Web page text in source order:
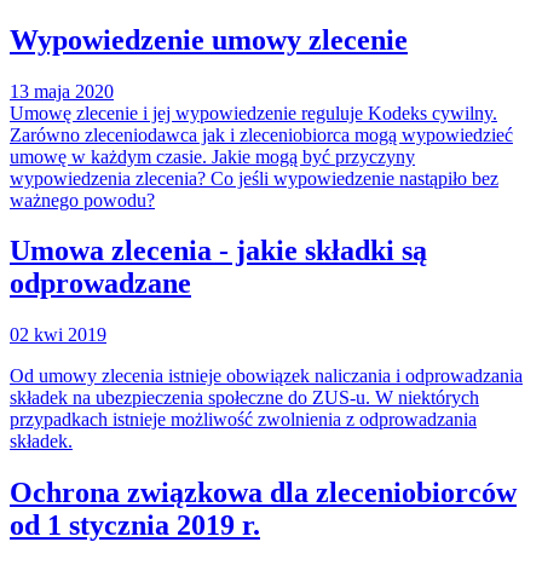
Wypowiedzenie umowy zlecenie
13 maja 2020
Umowę zlecenie i jej wypowiedzenie reguluje Kodeks cywilny.
Zarówno zleceniodawca jak i zleceniobiorca mogą wypowiedzieć
umowę w każdym czasie. Jakie mogą być przyczyny
wypowiedzenia zlecenia? Co jeśli wypowiedzenie nastąpiło bez
ważnego powodu?
Umowa zlecenia - jakie składki są
odprowadzane
02 kwi 2019
Od umowy zlecenia istnieje obowiązek naliczania i odprowadzania
składek na ubezpieczenia społeczne do ZUS-u. W niektórych
przypadkach istnieje możliwość zwolnienia z odprowadzania
składek.
Ochrona związkowa dla zleceniobiorców
od 1 stycznia 2019 r.